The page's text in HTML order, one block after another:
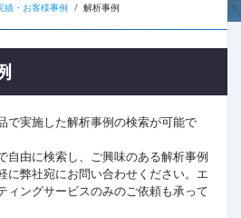
績・お客様事例 解析事例
で実施した解析事例の検索が可能で
自由に検索し、ご興味のある解析事例
に弊社宛にお問い合わせください。エ
ィングサービスのみのご依頼も承って